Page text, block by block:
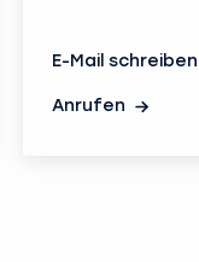
E-Mail schreiben
Anrufen